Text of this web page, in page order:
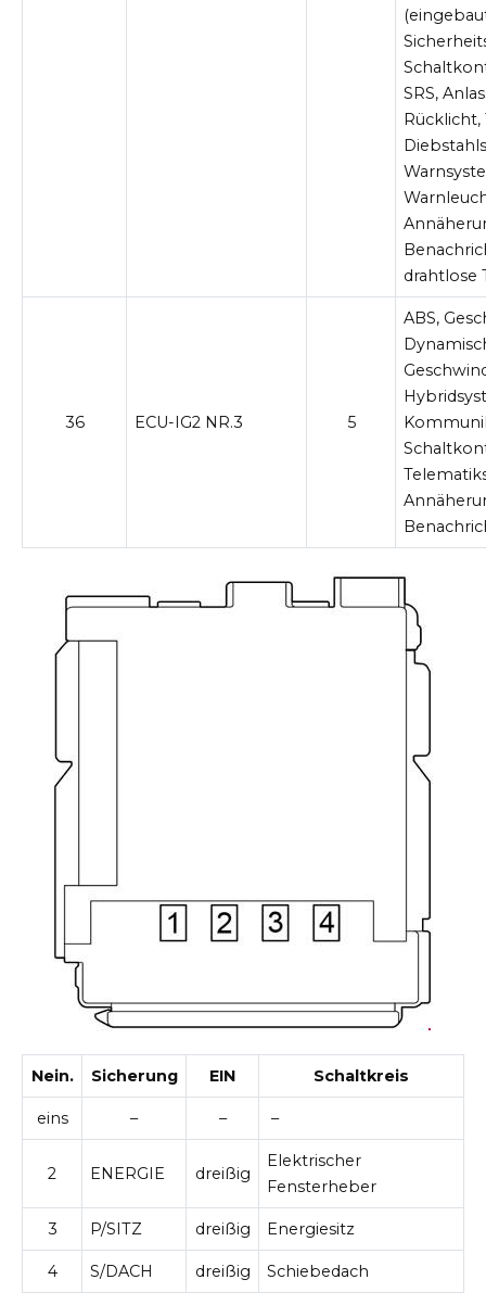
SRS,
drahtlose
36 ECU-IG2 NR.3 5
ABS,
Nein. Sicherung EIN Schaltkreis
eins – – –
2 ENERGIE dreißig
Elektrischer
Fensterheber
3 P/SITZ dreißig Energiesitz
4 S/DACH dreißig Schiebedach